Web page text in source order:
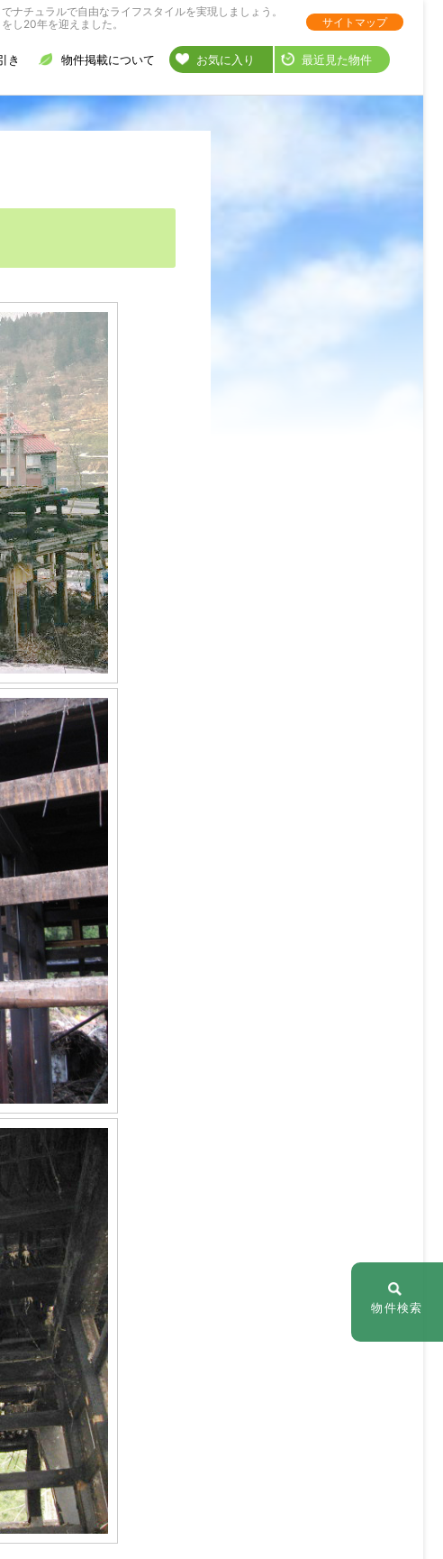
チュラルで自由なライフスタイルを実現しましょう。
し20年を迎えました。
サイトマップ
き 物件掲載について お気に入り 最近見た物件
物件検索